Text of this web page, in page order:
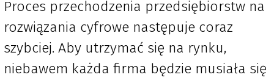
Proces przechodzenia przedsiębiorstw na
rozwiązania cyfrowe następuje coraz
szybciej. Aby utrzymać się na rynku,
niebawem każda firma będzie musiała się